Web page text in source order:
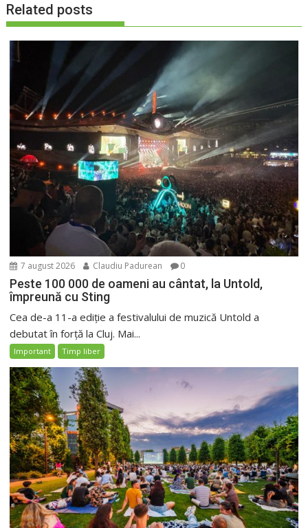
Related posts
7 august 2026 Claudiu Padurean 0
Peste 100 000 de oameni au cântat, la Untold,
împreună cu Sting
Cea de-a 11-a ediție a festivalului de muzică Untold a
debutat în forță la Cluj. Mai...
Important Timp liber